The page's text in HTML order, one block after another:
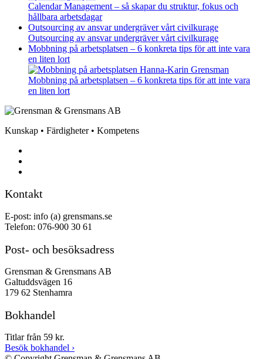
Calendar Management – så skapar du struktur, fokus och
hållbara arbetsdagar
Outsourcing av ansvar undergräver vårt civilkurage
Outsourcing av ansvar undergräver vårt civilkurage
Mobbning på arbetsplatsen – 6 konkreta tips för att inte vara
en liten lort
Mobbning på arbetsplatsen – 6 konkreta tips för att inte vara
en liten lort
Kunskap • Färdigheter • Kompetens
Kontakt
E-post: info (a) grensmans.se
Telefon: 076-900 30 61
Post- och besöksadress
Grensman & Grensmans AB
Galtuddsvägen 16
179 62 Stenhamra
Bokhandel
Titlar från 59 kr.
Besök bokhandel ›